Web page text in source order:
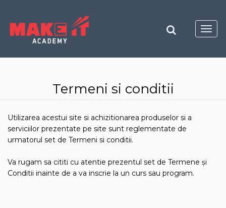
Termeni si conditii
Utilizarea acestui site si achizitionarea produselor si a
serviciilor prezentate pe site sunt reglementate de
urmatorul set de Termeni si conditii.
Va rugam sa cititi cu atentie prezentul set de Termene și
Conditii inainte de a va inscrie la un curs sau program.